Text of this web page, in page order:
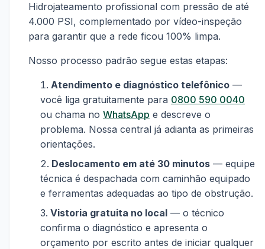
Hidrojateamento profissional com pressão de até
4.000 PSI, complementado por vídeo-inspeção
para garantir que a rede ficou 100% limpa.
Nosso processo padrão segue estas etapas:
Atendimento e diagnóstico telefônico —
você liga gratuitamente para 0800 590 0040
ou chama no WhatsApp e descreve o
problema. Nossa central já adianta as primeiras
orientações.
Deslocamento em até 30 minutos — equipe
técnica é despachada com caminhão equipado
e ferramentas adequadas ao tipo de obstrução.
Vistoria gratuita no local — o técnico
confirma o diagnóstico e apresenta o
orçamento por escrito antes de iniciar qualquer